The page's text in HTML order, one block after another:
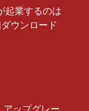
業するのは
ウンロード